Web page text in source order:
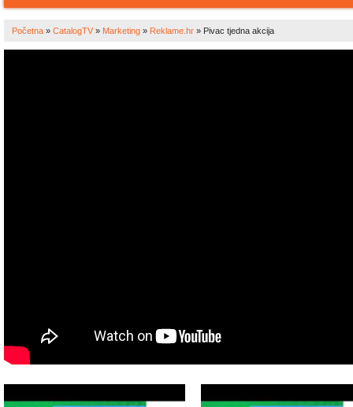
Početna » CatalogTV » Marketing » Reklame.hr » Pivac tjedna akcija